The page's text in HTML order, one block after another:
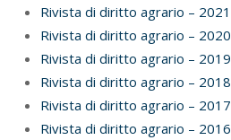
Rivista di diritto agrario – 2021
Rivista di diritto agrario – 2020
Rivista di diritto agrario – 2019
Rivista di diritto agrario – 2018
Rivista di diritto agrario – 2017
Rivista di diritto agrario – 2016